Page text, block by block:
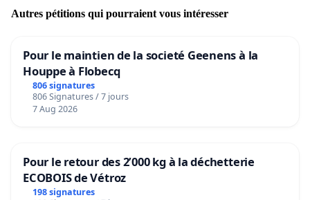
Autres pétitions qui pourraient vous intéresser
Pour le maintien de la societé Geenens à la
Houppe à Flobecq
806 signatures
806 Signatures / 7 jours
7 Aug 2026
Pour le retour des 2’000 kg à la déchetterie
ECOBOIS de Vétroz
198 signatures